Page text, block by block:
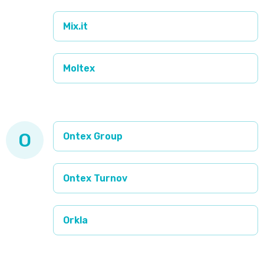
pleny
Koše
Pleny
podle
velikosti
Oblíbené
značky
Mix.it
Moltex
O Ontex Group
Ontex Turnov
Orkla